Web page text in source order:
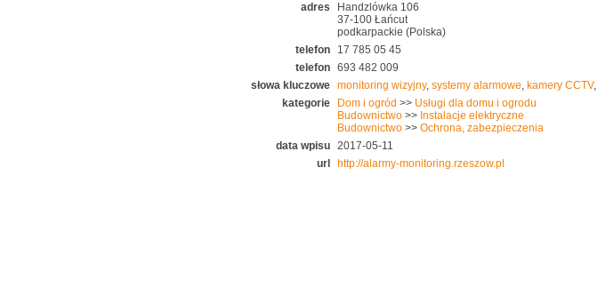
adres
Handzlówka 106
37-100 Łańcut
podkarpackie (Polska)
telefon
17 785 05 45
telefon 693 482 009
słowa kluczowe monitoring wizyjny, systemy alarmowe, kamery CCTV,
kategorie
Dom i ogród >> Usługi dla domu i ogrodu
Budownictwo >> Instalacje elektryczne
Budownictwo >> Ochrona, zabezpieczenia
data wpisu 2017-05-11
url
http://alarmy-monitoring.rzeszow.pl